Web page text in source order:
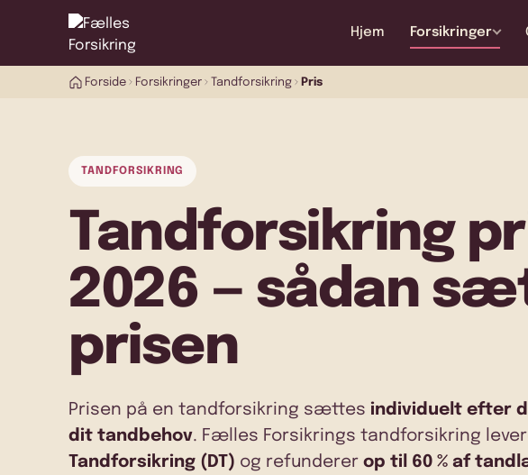
Hjem Forsikringer
Forside Forsikringer Tandforsikring Pris
TANDFORSIKRING
Tandforsikring
2026 — sådan
prisen
Prisen på en tandforsikring sættes individuelt efter
dit tandbehov. Fælles Forsikrings tandforsikring
Tandforsikring (DT) og refunderer op til 60 % af